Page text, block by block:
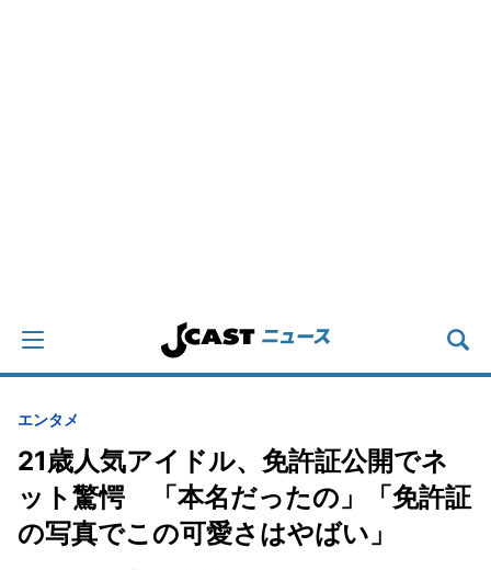
エンタメ
21歳人気アイドル、免許証公開でネ
ット驚愕 「本名だったの」「免許証
の写真でこの可愛さはやばい」